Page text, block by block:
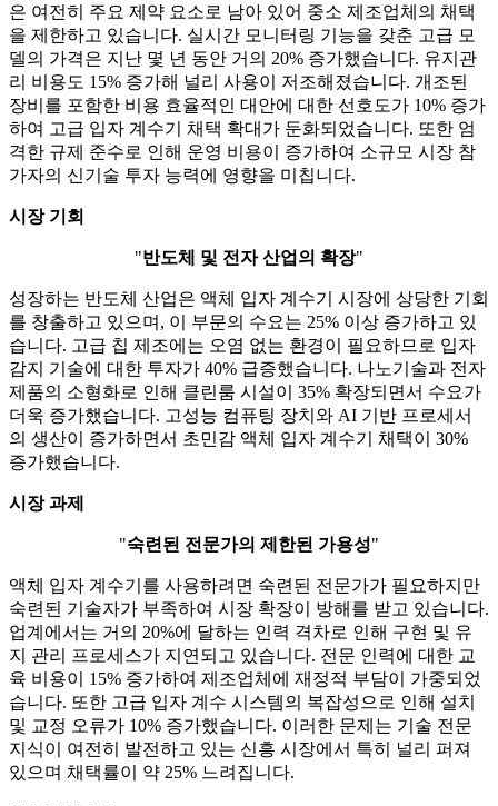
은 여전히 ​​주요 제약 요소로 남아 있어 중소 제조업체의 채택
을 제한하고 있습니다. 실시간 모니터링 기능을 갖춘 고급 모
델의 가격은 지난 몇 년 동안 거의 20% 증가했습니다. 유지관
리 비용도 15% 증가해 널리 사용이 저조해졌습니다. 개조된
장비를 포함한 비용 효율적인 대안에 대한 선호도가 10% 증가
하여 고급 입자 계수기 채택 확대가 둔화되었습니다. 또한 엄
격한 규제 준수로 인해 운영 비용이 증가하여 소규모 시장 참
가자의 신기술 투자 능력에 영향을 미칩니다.
시장 기회
"반도체 및 전자 산업의 확장"
성장하는 반도체 산업은 액체 입자 계수기 시장에 상당한 기회
를 창출하고 있으며, 이 부문의 수요는 25% 이상 증가하고 있
습니다. 고급 칩 제조에는 오염 없는 환경이 필요하므로 입자
감지 기술에 대한 투자가 40% 급증했습니다. 나노기술과 전자
제품의 소형화로 인해 클린룸 시설이 35% 확장되면서 수요가
더욱 증가했습니다. 고성능 컴퓨팅 장치와 AI 기반 프로세서
의 생산이 증가하면서 초민감 액체 입자 계수기 채택이 30%
증가했습니다.
시장 과제
"숙련된 전문가의 제한된 가용성"
액체 입자 계수기를 사용하려면 숙련된 전문가가 필요하지만
숙련된 기술자가 부족하여 시장 확장이 방해를 받고 있습니다.
업계에서는 거의 20%에 달하는 인력 격차로 인해 구현 및 유
지 관리 프로세스가 지연되고 있습니다. 전문 인력에 대한 교
육 비용이 15% 증가하여 제조업체에 재정적 부담이 가중되었
습니다. 또한 고급 입자 계수 시스템의 복잡성으로 인해 설치
및 교정 오류가 10% 증가했습니다. 이러한 문제는 기술 전문
지식이 여전히 발전하고 있는 신흥 시장에서 특히 널리 퍼져
있으며 채택률이 약 25% 느려집니다.